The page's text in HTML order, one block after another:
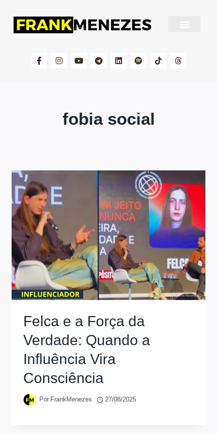
fobia social
Felca e a Força da
Verdade: Quando a
Influência Vira
Consciência
Por FrankMenezes 27/08/2025